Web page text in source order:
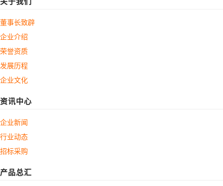
董事长致辟
企业介绍
荣誉资质
发展历程
企业文化
资讯中心
企业新闻
行业动态
招标采购
产品总汇